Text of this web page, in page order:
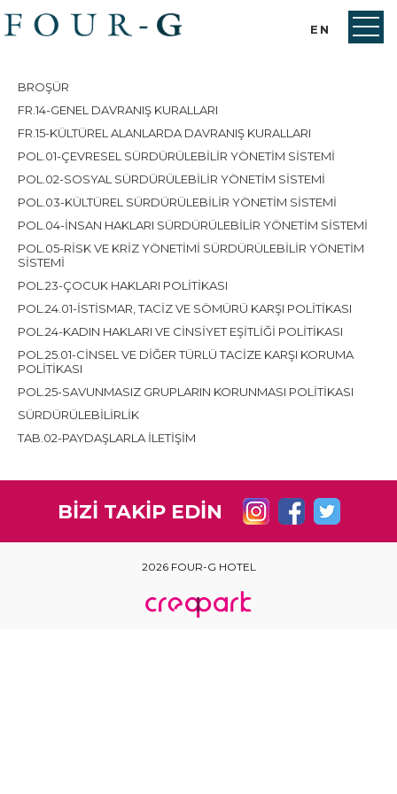
EN
BROŞÜR
FR.14-GENEL DAVRANIŞ KURALLARI
FR.15-KÜLTÜREL ALANLARDA DAVRANIŞ KURALLARI
POL.01-ÇEVRESEL SÜRDÜRÜLEBİLİR YÖNETİM SİSTEMİ
POL.02-SOSYAL SÜRDÜRÜLEBİLİR YÖNETİM SİSTEMİ
POL.03-KÜLTÜREL SÜRDÜRÜLEBİLİR YÖNETİM SİSTEMİ
POL.04-İNSAN HAKLARI SÜRDÜRÜLEBİLİR YÖNETİM SİSTEMİ
POL.05-RİSK VE KRİZ YÖNETİMİ SÜRDÜRÜLEBİLİR YÖNETİM
SİSTEMİ
POL.23-ÇOCUK HAKLARI POLİTİKASI
POL.24.01-İSTİSMAR, TACİZ VE SÖMÜRÜ KARŞI POLİTİKASI
POL.24-KADIN HAKLARI VE CİNSİYET EŞİTLİĞİ POLİTİKASI
POL.25.01-CİNSEL VE DİĞER TÜRLÜ TACİZE KARŞI KORUMA
POLİTİKASI
POL.25-SAVUNMASIZ GRUPLARIN KORUNMASI POLİTİKASI
SÜRDÜRÜLEBİLİRLİK
TAB.02-PAYDAŞLARLA İLETİŞİM
BİZİ TAKİP EDİN
2026 FOUR-G HOTEL